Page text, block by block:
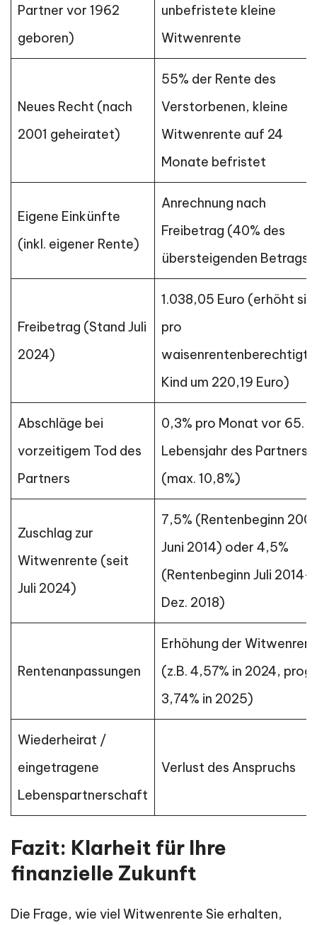
Partner vor 1962
geboren)
unbefristete kleine
Witwenrente
Neues Recht (nach
2001 geheiratet)
55% der Rente des
Verstorbenen, kleine
Witwenrente auf 24
Monate befristet
Eigene Einkünfte
(inkl. eigener Rente)
Anrechnung nach
Freibetrag (40% des
übersteigenden Betrags)
Freibetrag (Stand Juli
2024)
1.038,05 Euro (erhöht
pro
Kind um 220,19 Euro)
Abschläge bei
vorzeitigem Tod des
Partners
0,3% pro Monat vor 65.
Lebensjahr des Partners
(max. 10,8%)
Zuschlag zur
Witwenrente (seit
Juli 2024)
7,5% (Rentenbeginn
Juni 2014) oder 4,5%
(Rentenbeginn Juli 2014-
Dez. 2018)
Rentenanpassungen
Erhöhung der
(z.B. 4,57% in 2024,
3,74% in 2025)
Wiederheirat /
eingetragene
Lebenspartnerschaft
Verlust des Anspruchs
Fazit: Klarheit für Ihre
finanzielle Zukunft
Die Frage, wie viel Witwenrente Sie erhalten,